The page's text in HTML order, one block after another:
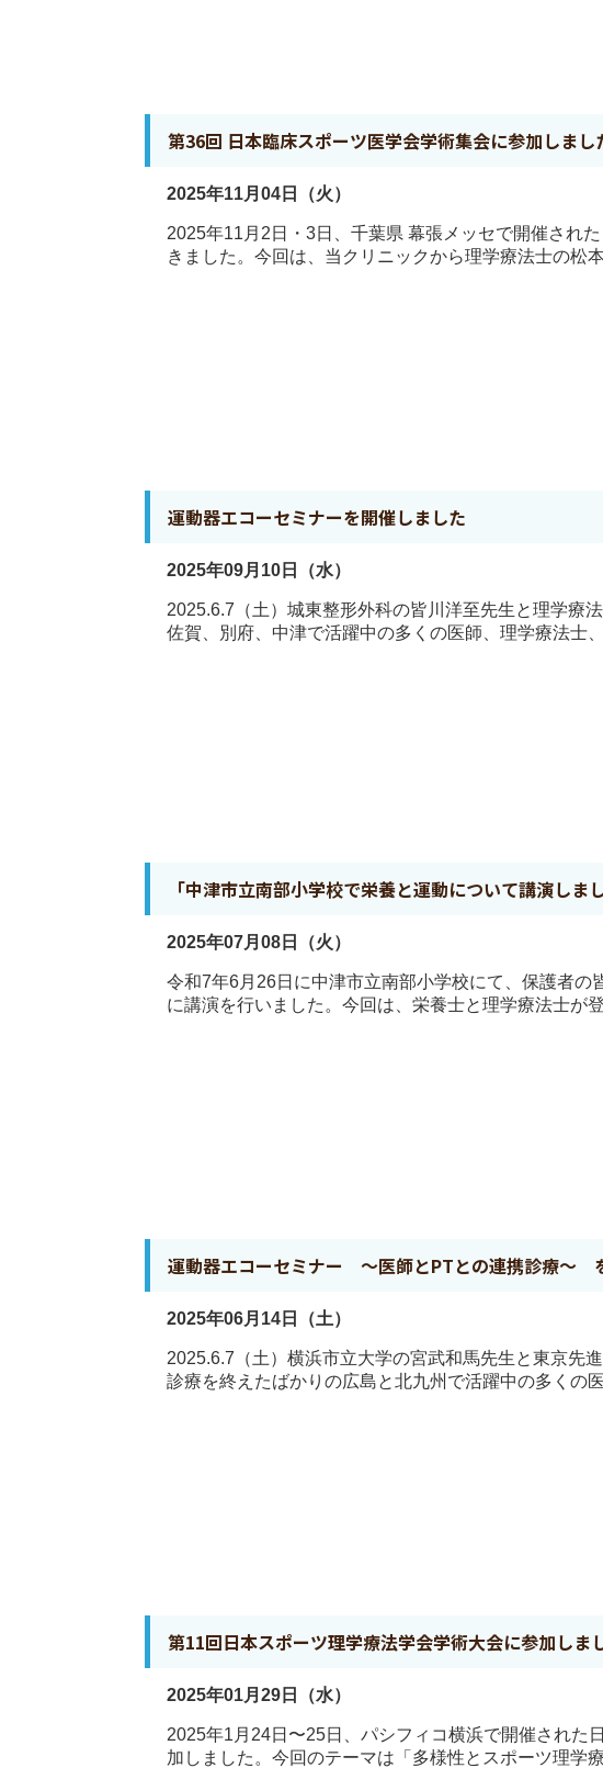
第36回 日本臨床スポーツ医学会学術集会に参加しまし
2025年11月04日（火）
2025年11月2日・3日、千葉県 幕張メッセで開催され
きました。今回は、当クリニックから理学療法士の松
運動器エコーセミナーを開催しました
2025年09月10日（水）
2025.6.7（土）城東整形外科の皆川洋至先生と理学療
佐賀、別府、中津で活躍中の多くの医師、理学療法士
「中津市立南部小学校で栄養と運動について講演しま
2025年07月08日（火）
令和7年6月26日に中津市立南部小学校にて、保護者
に講演を行いました。今回は、栄養士と理学療法士が
運動器エコーセミナー 〜医師とPTとの連携診療〜
2025年06月14日（土）
2025.6.7（土）横浜市立大学の宮武和馬先生と東京先
診療を終えたばかりの広島と北九州で活躍中の多くの
第11回日本スポーツ理学療法学会学術大会に参加しま
2025年01月29日（水）
2025年1月24日〜25日、パシフィコ横浜で開催された
加しました。今回のテーマは「多様性とスポーツ理学